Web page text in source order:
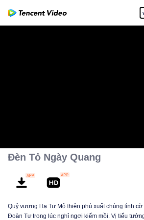
Đèn Tỏ Ngày Quang
Quỷ vương Hạ Tư Mộ thiên phú xuất chúng tình
Đoàn Tư trong lúc nghỉ ngơi kiếm mồi. Vị tiểu